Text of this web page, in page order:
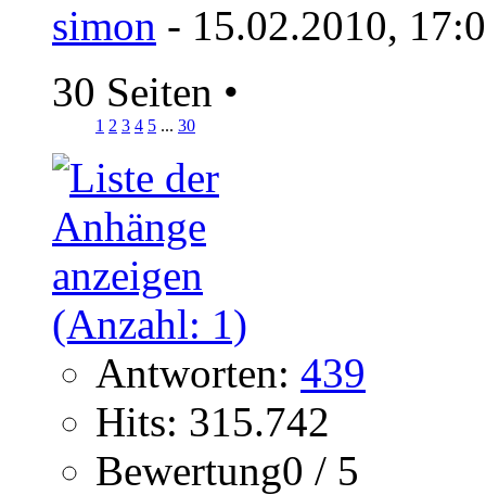
simon - 15.02.2010,
30 Seiten •
1 2 3 4 5 ... 30
Antworten: 439
Hits: 315.742
Bewertung0 / 5